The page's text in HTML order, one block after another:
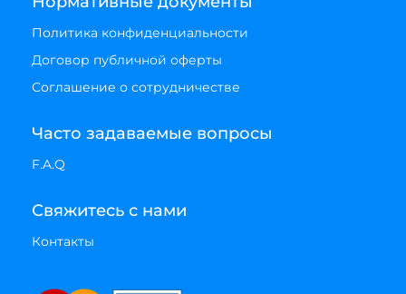
Политика конфиденциальности
Договор публичной оферты
Соглашение о сотрудничестве
Часто задаваемые вопросы
F.A.Q
Свяжитесь с нами
Контакты